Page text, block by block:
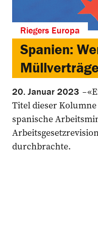
Riegers Europa
Spanien:
Müllverträge
20. Januar 2023
Titel dieser
spanische
durchbrachte.